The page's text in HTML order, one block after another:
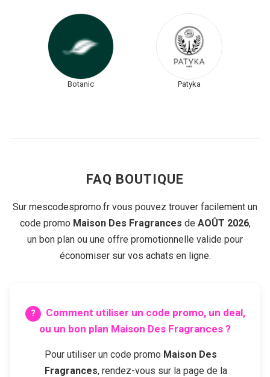
Botanic Patyka
FAQ BOUTIQUE
Sur mescodespromo.fr vous pouvez trouver facilement un
code promo Maison Des Fragrances de AOÛT 2026,
un bon plan ou une offre promotionnelle valide pour
économiser sur vos achats en ligne.
Comment utiliser un code promo, un deal,
ou un bon plan Maison Des Fragrances ?
Pour utiliser un code promo Maison Des
Fragrances, rendez-vous sur la page de la